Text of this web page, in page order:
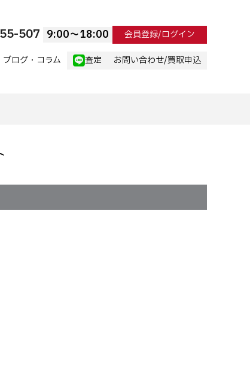
507 9:00〜18:00 会員登録/ログイン
ブログ・コラム 査定 お問い合わせ/買取申込